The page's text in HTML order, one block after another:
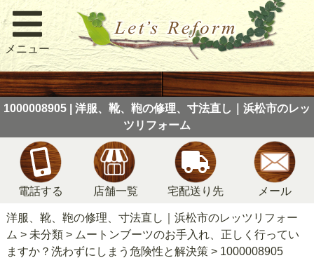
メニュー
1000008905 | 洋服、靴、鞄の修理、寸法直し｜浜松市のレッ
ツリフォーム
電話する 店舗一覧 宅配送り先 メール
洋服、靴、鞄の修理、寸法直し｜浜松市のレッツリフォー
ム > 未分類> ムートンブーツのお手入れ、正しく行ってい
ますか？洗わずにしまう危険性と解決策> 1000008905